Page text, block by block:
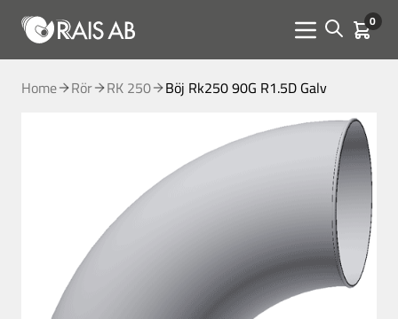
Menu toggle
Open 0
Home Rör RK 250 Böj Rk250 90G R1.5D Galv